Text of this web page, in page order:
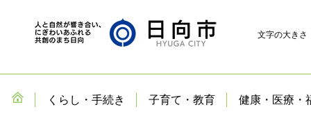
文字の大きさ
くらし・手続き 子育て・教育 健康・医療・